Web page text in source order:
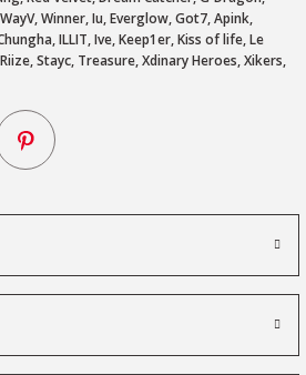
Winner, Iu, Everglow, Got7, Apink,
ILLIT, Ive, Keep1er, Kiss of life, Le
Stayc, Treasure, Xdinary Heroes, Xikers,